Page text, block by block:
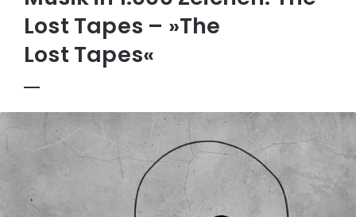
Lost Tapes – »The
Lost Tapes«